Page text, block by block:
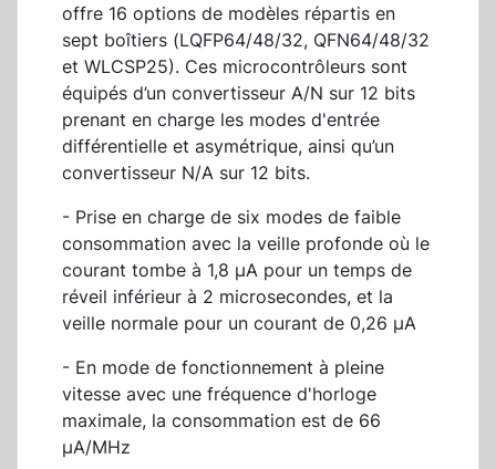
offre 16 options de modèles répartis en
sept boîtiers (LQFP64/48/32, QFN64/48/32
et WLCSP25). Ces microcontrôleurs sont
équipés d’un convertisseur A/N sur 12 bits
prenant en charge les modes d'entrée
différentielle et asymétrique, ainsi qu’un
convertisseur N/A sur 12 bits.
- Prise en charge de six modes de faible
consommation avec la veille profonde où le
courant tombe à 1,8 µA pour un temps de
réveil inférieur à 2 microsecondes, et la
veille normale pour un courant de 0,26 µA
- En mode de fonctionnement à pleine
vitesse avec une fréquence d'horloge
maximale, la consommation est de 66
µA/MHz